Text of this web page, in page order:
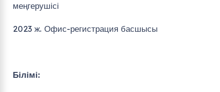
меңгерушісі
2023 ж. Офис-регистрация басшысы
Білімі: